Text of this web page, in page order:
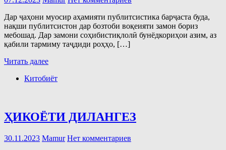
Дар ҷаҳони муосир аҳамияти публитсистика барҷаста буда,
нақши публитсистон дар бозтоби воқеияти замон бориз
мебошад. Дар замони соҳибистиқлолӣ бунёдкориҳои азим, аз
қабили тармиму таҷдиди роҳҳо, […]
Читать далее
Китобиёт
ҲИКОЁТИ ДИЛАНГЕЗ
30.11.2023 Mamur Нет комментариев